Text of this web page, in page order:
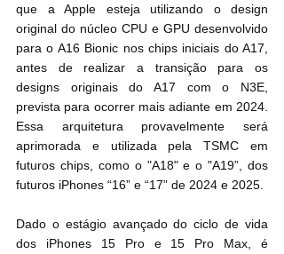
que a Apple esteja utilizando o design
original do núcleo CPU e GPU desenvolvido
para o A16 Bionic nos chips iniciais do A17,
antes de realizar a transição para os
designs originais do A17 com o N3E,
prevista para ocorrer mais adiante em 2024.
Essa arquitetura provavelmente será
aprimorada e utilizada pela TSMC em
futuros chips, como o "A18" e o "A19”, dos
futuros iPhones “16” e “17” de 2024 e 2025.
Dado o estágio avançado do ciclo de vida
dos iPhones 15 Pro e 15 Pro Max, é